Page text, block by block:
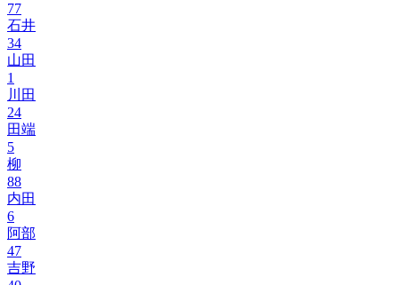
77
石井
34
山田
1
川田
24
田端
5
柳
88
内田
6
阿部
47
吉野